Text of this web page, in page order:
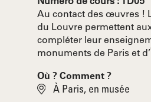
Au contact des œuvres !
du Louvre permettent
compléter leur
monuments de Paris et
Où ? Comment ?
À Paris, en musée